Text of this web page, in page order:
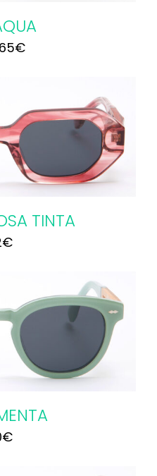
El
era:
65€El
es:
TINTA
€
€